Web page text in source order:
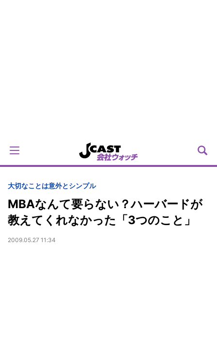
大切なことは意外とシンプル
MBAなんて要らない？ハーバードが
教えてくれなかった「3つのこと」
2009.05.27 11:34